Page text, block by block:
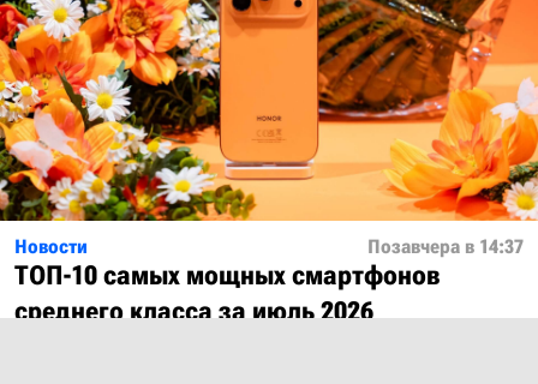
Новости Позавчера в 14:37
ТОП-10 самых мощных смартфонов
среднего класса за июль 2026